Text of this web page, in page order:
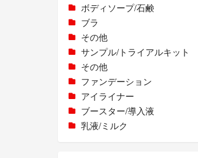
ボディソープ/石鹸
ブラ
その他
サンプル/トライアルキット
その他
ファンデーション
アイライナー
ブースター/導入液
乳液/ミルク